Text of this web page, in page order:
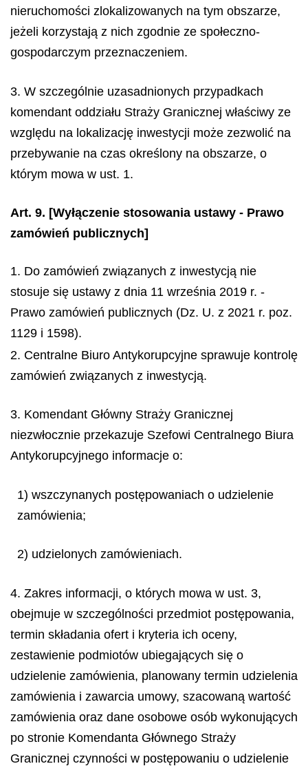
nieruchomości zlokalizowanych na tym obszarze,
jeżeli korzystają z nich zgodnie ze społeczno-
gospodarczym przeznaczeniem.
3. W szczególnie uzasadnionych przypadkach
komendant oddziału Straży Granicznej właściwy ze
względu na lokalizację inwestycji może zezwolić na
przebywanie na czas określony na obszarze, o
którym mowa w ust. 1.
Art. 9. [Wyłączenie stosowania ustawy - Prawo
zamówień publicznych]
1. Do zamówień związanych z inwestycją nie
stosuje się ustawy z dnia 11 września 2019 r. -
Prawo zamówień publicznych (Dz. U. z 2021 r. poz.
1129 i 1598).
2. Centralne Biuro Antykorupcyjne sprawuje kontrolę
zamówień związanych z inwestycją.
3. Komendant Główny Straży Granicznej
niezwłocznie przekazuje Szefowi Centralnego Biura
Antykorupcyjnego informacje o:
1) wszczynanych postępowaniach o udzielenie
zamówienia;
2) udzielonych zamówieniach.
4. Zakres informacji, o których mowa w ust. 3,
obejmuje w szczególności przedmiot postępowania,
termin składania ofert i kryteria ich oceny,
zestawienie podmiotów ubiegających się o
udzielenie zamówienia, planowany termin udzielenia
zamówienia i zawarcia umowy, szacowaną wartość
zamówienia oraz dane osobowe osób wykonujących
po stronie Komendanta Głównego Straży
Granicznej czynności w postępowaniu o udzielenie